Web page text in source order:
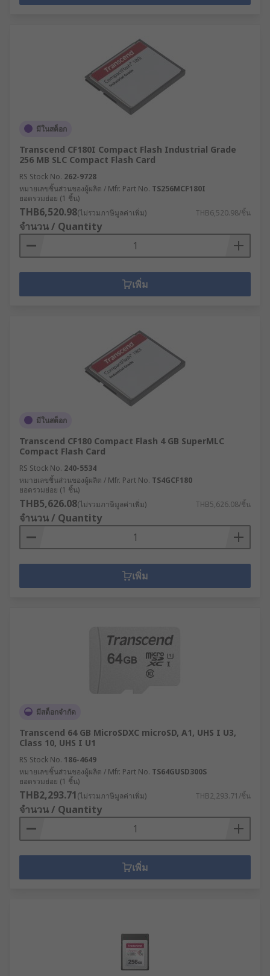
มีในสต็อก
Transcend CF180I Compact Flash Industrial Grade
256 MB SLC Compact Flash Card
RS Stock No. 262-9728
หมายเลขชิ้นส่วนของผู้ผลิต / Mfr. Part No. TS256MCF180I
ยอดรวมย่อย (1 ชิ้น)
THB6,520.98(ไม่รวมภาษีมูลค่าเพิ่ม) THB6,520.98/ชิ้น
จำนวน / Quantity
เพิ่ม
มีในสต็อก
Transcend CF180 Compact Flash 4 GB SuperMLC
Compact Flash Card
RS Stock No. 240-5534
หมายเลขชิ้นส่วนของผู้ผลิต / Mfr. Part No. TS4GCF180
ยอดรวมย่อย (1 ชิ้น)
THB5,626.08(ไม่รวมภาษีมูลค่าเพิ่ม) THB5,626.08/ชิ้น
จำนวน / Quantity
เพิ่ม
มีสต็อกจำกัด
Transcend 64 GB MicroSDXC microSD, A1, UHS I U3,
Class 10, UHS I U1
RS Stock No. 186-4649
หมายเลขชิ้นส่วนของผู้ผลิต / Mfr. Part No. TS64GUSD300S
ยอดรวมย่อย (1 ชิ้น)
THB2,293.71(ไม่รวมภาษีมูลค่าเพิ่ม) THB2,293.71/ชิ้น
จำนวน / Quantity
เพิ่ม